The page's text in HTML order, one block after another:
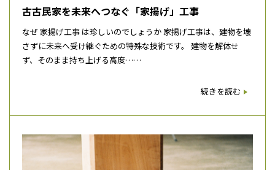
古古民家を未来へつなぐ「家揚げ」工事
なぜ 家揚げ工事 は珍しいのでしょうか 家揚げ工事は、建物を壊
さずに未来へ受け継ぐための特殊な技術です。 建物を解体せ
ず、そのまま持ち上げる高度……
続きを読む